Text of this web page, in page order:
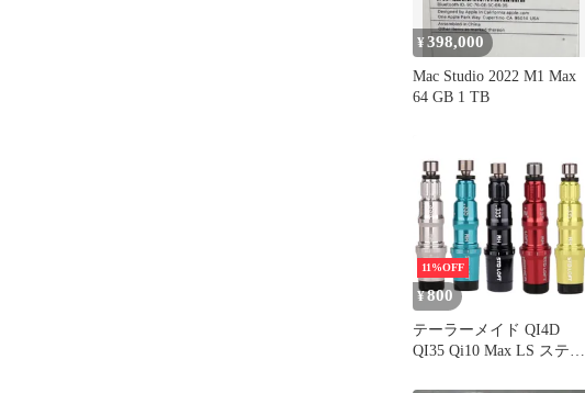
¥398,000
Mac Studio 2022 M1 Max
64 GB 1 TB
11%OFF
¥ 800
テーラーメイド QI4D
QI35 Qi10 Max LS ステル